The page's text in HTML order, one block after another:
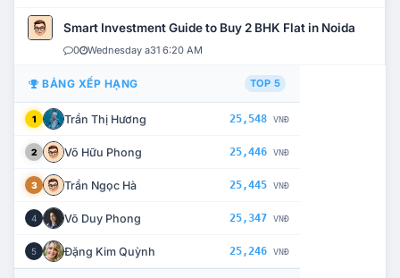
Smart Investment Guide to Buy 2 BHK Flat in Noida
0 Wednesday a31 6:20 AM
BẢNG XẾP HẠNG TOP 5
1 Trần Thị Hương 25,548 VNĐ
2 Võ Hữu Phong 25,446 VNĐ
3 Trần Ngọc Hà 25,445 VNĐ
4 Võ Duy Phong 25,347 VNĐ
5 Đặng Kim Quỳnh 25,246 VNĐ